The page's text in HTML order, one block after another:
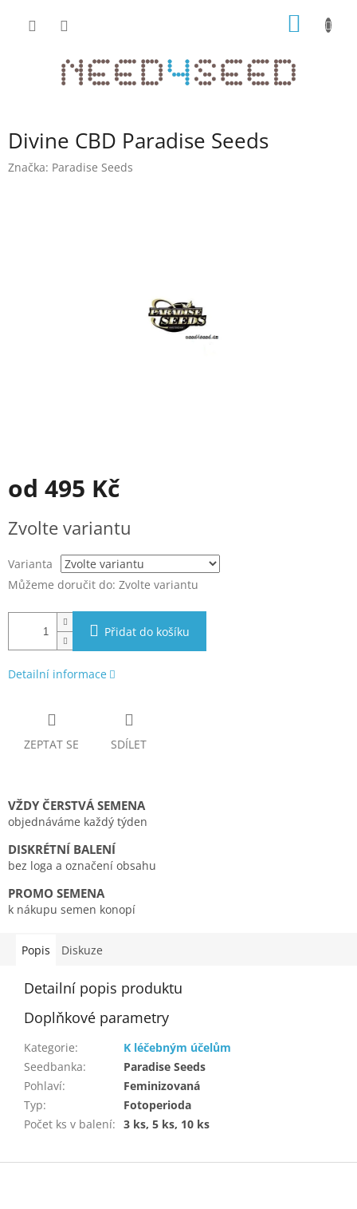
Divine CBD Paradise Seeds
Značka: Paradise Seeds
od 495 Kč
cena:
Zvolte variantu
Varianta
Můžeme doručit do: Zvolte variantu
Přidat do košíku
Detailní informace
ZEPTAT SE SDÍLET
VŽDY ČERSTVÁ SEMENA
objednáváme každý týden
DISKRÉTNÍ BALENÍ
bez loga a označení obsahu
PROMO SEMENA
k nákupu semen konopí
Popis Diskuze
Detailní popis produktu
Doplňkové parametry
Kategorie:
K léčebným účelům
Seedbanka:
Paradise Seeds
Pohlaví:
Feminizovaná
Typ:
Fotoperioda
Počet ks v balení: 3 ks, 5 ks, 10 ks
Z